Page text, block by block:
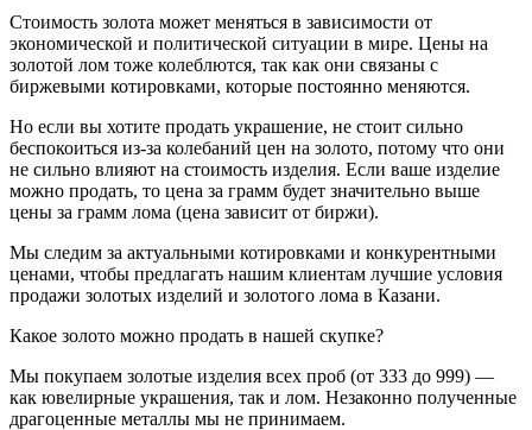
Стоимость золота может меняться в зависимости от
экономической и политической ситуации в мире. Цены на
золотой лом тоже колеблются, так как они связаны с
биржевыми котировками, которые постоянно меняются.
Но если вы хотите продать украшение, не стоит сильно
беспокоиться из-за колебаний цен на золото, потому что они
не сильно влияют на стоимость изделия. Если ваше изделие
можно продать, то цена за грамм будет значительно выше
цены за грамм лома (цена зависит от биржи).
Мы следим за актуальными котировками и конкурентными
ценами, чтобы предлагать нашим клиентам лучшие условия
продажи золотых изделий и золотого лома в Казани.
Какое золото можно продать в нашей скупке?
Мы покупаем золотые изделия всех проб (от 333 до 999) —
как ювелирные украшения, так и лом. Незаконно полученные
драгоценные металлы мы не принимаем.